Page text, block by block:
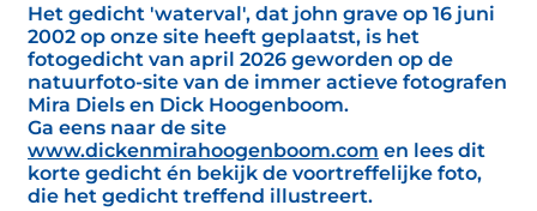
Het gedicht 'waterval', dat john grave op 16 juni
2002 op onze site heeft geplaatst, is het
fotogedicht van april 2026 geworden op de
natuurfoto-site van de immer actieve fotografen
Mira Diels en Dick Hoogenboom.
Ga eens naar de site
www.dickenmirahoogenboom.com en lees dit
korte gedicht én bekijk de voortreffelijke foto,
die het gedicht treffend illustreert.